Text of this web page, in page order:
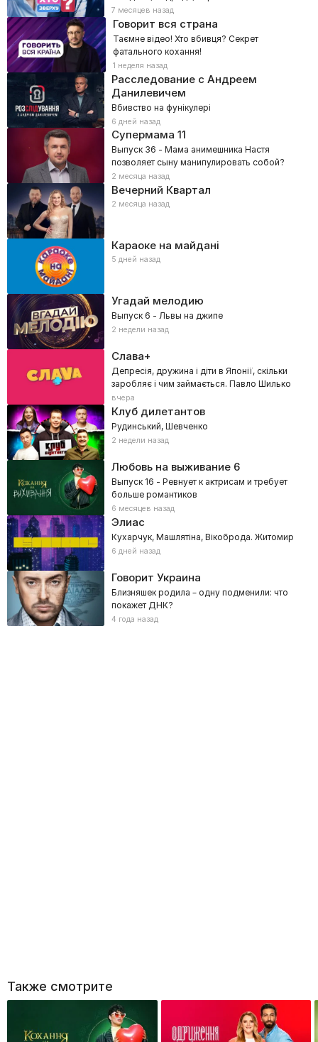
7 месяцев назад
Говорит вся страна
Таємне відео! Хто вбивця? Секрет
фатального кохання!
1 неделя назад
Расследование с Андреем
Данилевичем
Вбивство на фунікулері
6 дней назад
Супермама 11
Выпуск 36 - Мама анимешника Настя
позволяет сыну манипулировать собой?
2 месяца назад
Вечерний Квартал
2 месяца назад
Караоке на майдані
5 дней назад
Угадай мелодию
Выпуск 6 - Львы на джипе
2 недели назад
Слава+
Депресія, дружина і діти в Японії, скільки
заробляє і чим займається. Павло Шилько
вчера
Клуб дилетантов
Рудинський, Шевченко
2 недели назад
Любовь на выживание6
Выпуск 16 - Ревнует к актрисам и требует
больше романтиков
6 месяцев назад
Элиас
Кухарчук, Машлятіна, Вікоброда. Житомир
6 дней назад
Говорит Украина
Близняшек родила – одну подменили: что
покажет ДНК?
4 года назад
Также смотрите